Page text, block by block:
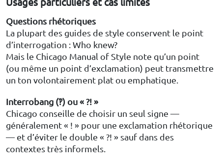
Questions rhétoriques
La plupart des guides de style conservent le point
d’interrogation : Who knew?
Mais le Chicago Manual of Style note qu’un point
(ou même un point d’exclamation) peut transmettre
un ton volontairement plat ou emphatique.
Interrobang (‽) ou « ?! »
Chicago conseille de choisir un seul signe —
généralement « ! » pour une exclamation rhétorique
— et d’éviter le double « ?! » sauf dans des
contextes très informels.